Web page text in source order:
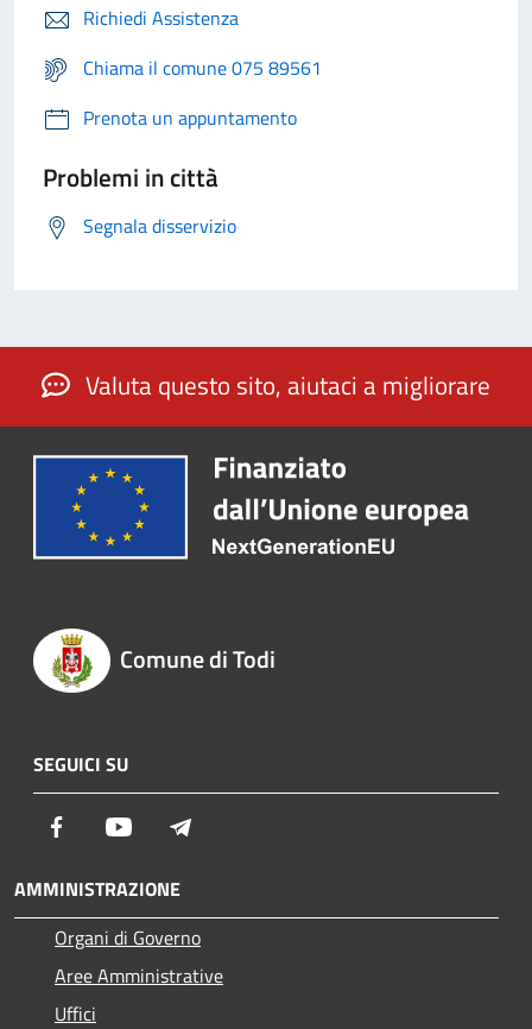
Richiedi Assistenza
Chiama il comune 075 89561
Prenota un appuntamento
Problemi in città
Segnala disservizio
Valuta questo sito, aiutaci a migliorare
Comune di Todi
SEGUICI SU
Facebook Youtube
AMMINISTRAZIONE
Organi di Governo
Aree Amministrative
Uffici